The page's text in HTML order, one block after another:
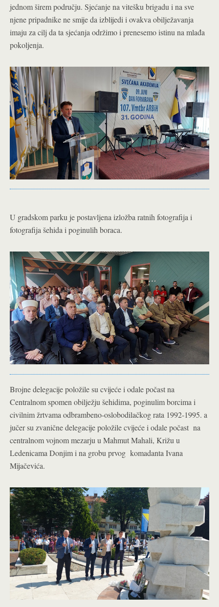
jednom širem području. Sjećanje na vitešku brigadu i na sve
njene pripadnike ne smije da izblijedi i ovakva obilježavanja
imaju za cilj da ta sjećanja održimo i prenesemo istinu na mlađa
pokoljenja.
U gradskom parku je postavljena izložba ratnih fotografija i
fotografija šehida i poginulih boraca.
Brojne delegacije položile su cvijeće i odale počast na
Centralnom spomen obilježju šehidima, poginulim borcima i
civilnim žrtvama odbrambeno-oslobodilačkog rata 1992-1995. a
jučer su zvanične delegacije položile cvijeće i odale počast na
centralnom vojnom mezarju u Mahmut Mahali, Križu u
Ledenicama Donjim i na grobu prvog komadanta Ivana
Mijačevića.